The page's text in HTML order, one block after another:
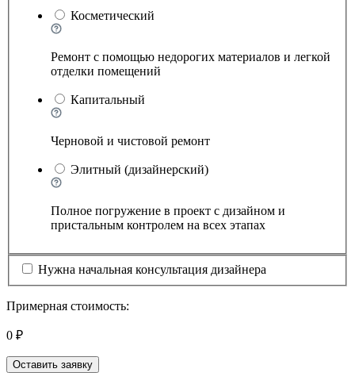
Косметический
Ремонт с помощью недорогих материалов и легкой
отделки помещений
Капитальный
Черновой и чистовой ремонт
Элитный (дизайнерский)
Полное погружение в проект с дизайном и
пристальным контролем на всех этапах
Нужна начальная консультация дизайнера
Примерная стоимость:
0 ₽
Оставить заявку